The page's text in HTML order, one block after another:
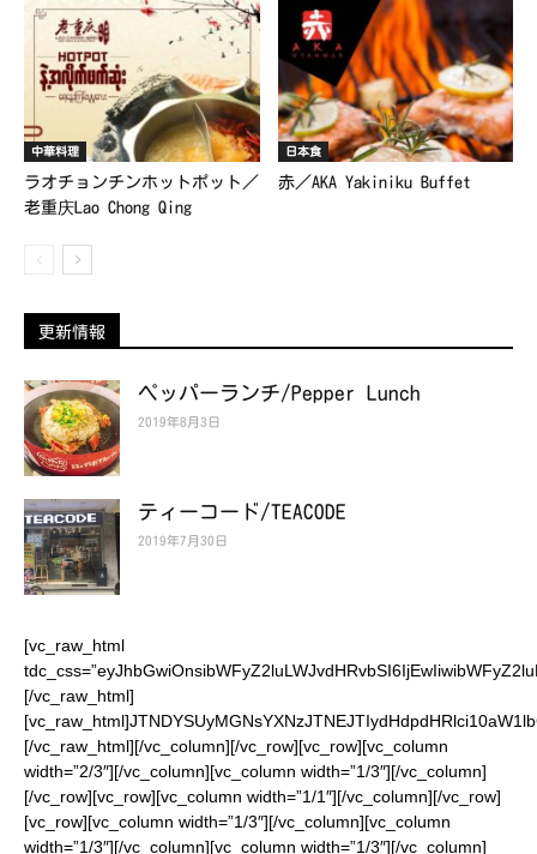
中華料理
ラオチョンチンホットポット／
老重庆Lao Chong Qing
日本食
赤／AKA Yakiniku Buffet
更新情報
ペッパーランチ/Pepper Lunch
2019年8月3日
ティーコード/TEACODE
2019年7月30日
[vc_raw_html
[/vc_raw_html]
[/vc_raw_html][/vc_column][/vc_row][vc_row][vc_column
width=”2/3″][/vc_column][vc_column width=”1/3″][/vc_column]
[/vc_row][vc_row][vc_column width=”1/1″][/vc_column][/vc_row]
[vc_row][vc_column width=”1/3″][/vc_column][vc_column
width=”1/3″][/vc_column][vc_column width=”1/3″][/vc_column]